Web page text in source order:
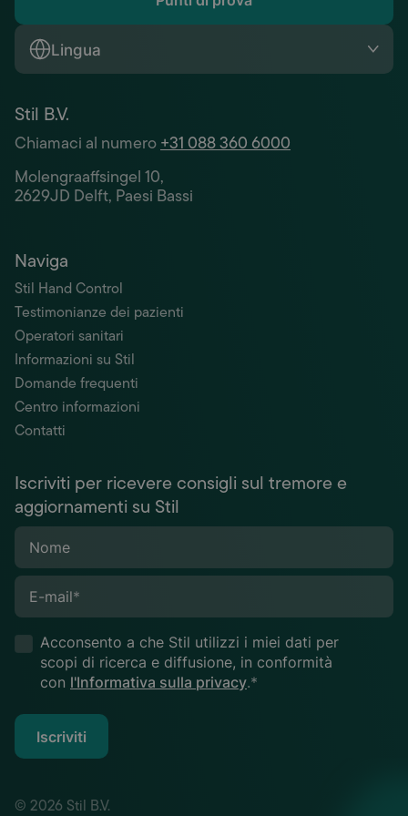
Lingua
Stil B.V.
Chiamaci al numero+31 088 360 6000
Molengraaffsingel 10,
2629JD Delft, Paesi Bassi
Naviga
Stil Hand Control
Testimonianze dei pazienti
Operatori sanitari
Informazioni su Stil
Domande frequenti
Centro informazioni
Contatti
Iscriviti per ricevere consigli sul tremore e
aggiornamenti su Stil
Nome
E-mail*
Acconsento a che Stil utilizzi i miei dati per
scopi di ricerca e diffusione, in conformità
con l'Informativa sulla privacy.*
Iscriviti
© 2026 Stil B.V.